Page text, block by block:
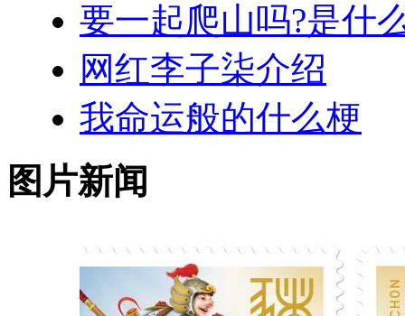
要一起爬山吗?是什
网红李子柒介绍
我命运般的什么梗
图片新闻